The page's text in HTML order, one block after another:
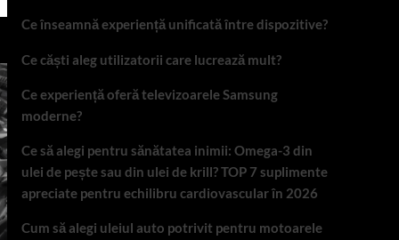
Ce înseamnă experiență unificată între dispozitive?
Ce căști aleg utilizatorii care lucrează mult?
Ce experiență oferă televizoarele Samsung
moderne?
Ce să alegi pentru sănătatea inimii: Omega-3 din
ulei de pește sau din ulei de krill? TOP 7 suplimente
apreciate pentru echilibru cardiovascular în 2026
Cum să alegi uleiul auto potrivit pentru motoarele